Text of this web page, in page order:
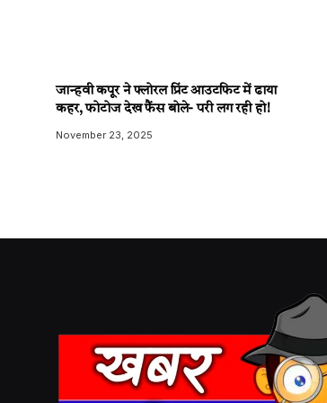
जान्हवी कपूर ने फ्लोरल प्रिंट आउटफिट में ढाया
कहर, फोटोज देख फैंस बोले- परी लग रही हो!
November 23, 2025